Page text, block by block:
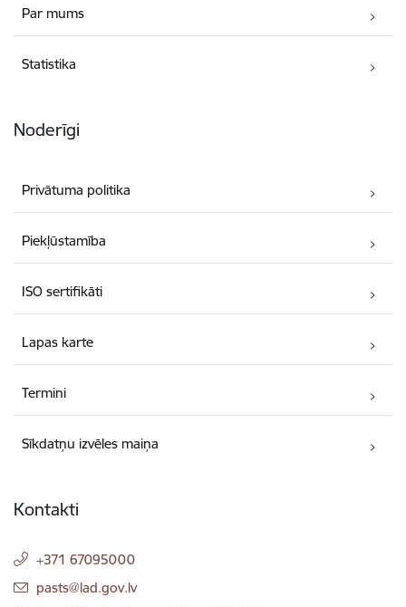
Par mums
Statistika
Noderīgi
Privātuma politika
Piekļūstamība
ISO sertifikāti
Lapas karte
Termini
Sīkdatņu izvēles maiņa
Kontakti
+371 67095000
E-pasts:
pasts@lad.gov.lv